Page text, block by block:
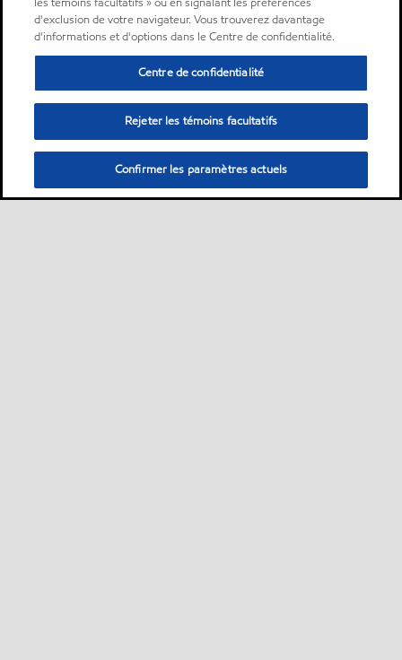
d'exclusion de votre navigateur. Vous trouverez davantage
d'informations et d'options dans le Centre de confidentialité.
Centre de confidentialité
Rejeter les témoins facultatifs
Confirmer les paramètres actuels